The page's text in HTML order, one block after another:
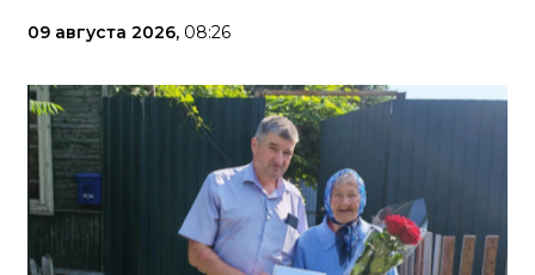
09 августа 2026, 08:26